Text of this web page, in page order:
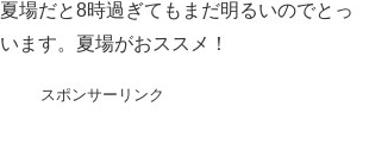
場だと8時過ぎてもまだ明るいのでとっ
ます。夏場がおススメ！
スポンサーリンク